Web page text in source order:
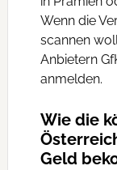
Wenn die
scannen
Anbietern
anmelden.
Wie die
Geld